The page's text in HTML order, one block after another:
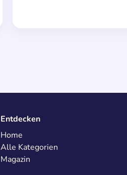
Entdecken
Home
Alle Kategorien
Magazin